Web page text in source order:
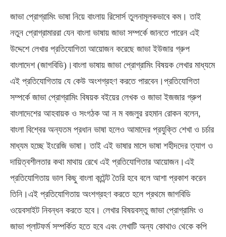
জাভা প্রোগ্রামিং ভাষা নিয়ে বাংলায় রিসোর্স তুলনামূলকভাবে কম। তাই
নতুন প্রোগ্রামাররা যেন বাংলা ভাষায় জাভা সম্পর্কে জানতে পারেন এই
উদ্দেশে লেখার প্রতিযোগিতা আয়োজন করেছে জাভা ইউজার গ্রুপ
বাংলাদেশ (জাগবিডি)।বাংলা ভাষায় জাভা প্রোগ্রামিং বিষয়ক লেখার মাধ্যমে
এই প্রতিযোগিতায় যে কেউ অংশগ্রহণ করতে পারবেন।প্রতিযোগিতা
সম্পর্কে জাভা প্রোগ্রামিং বিষয়ক বইয়ের লেখক ও জাভা ইজজার গ্রুপ
বাংলাদেশের আহবায়ক ও সংগঠক আ ন ম বজলুর রহমান রোকন বলেন,
বাংলা বিশ্বের অন্যতম প্রধান ভাষা হলেও আমাদের প্রযুক্তি শেখা ও চর্চার
মাধ্যম হচ্ছে ইংরেজি ভাষা। তাই এই ভাষার মাসে ভাষা শহীদদের ত্যাগ ও
দায়িত্বশীলতার কথা মাথায় রেখে এই প্রতিযোগিতার আয়োজন।এই
প্রতিযোগিতায় ভাল কিছু বাংলা কন্টেন্ট তৈরি হবে বলে আশা প্রকাশ করেন
তিনি।এই প্রতিযোগিতায় অংশগ্রহণ করতে হলে প্রথমে জাগবিডি
ওয়েবসাইট নিবন্ধন করতে হবে। লেখার বিষয়বস্তু জাভা প্রোগ্রামিং ও
জাভা প্লাটফর্ম সম্পর্কিত হতে হবে এবং লেখাটি অন্য কোথাও থেকে কপি